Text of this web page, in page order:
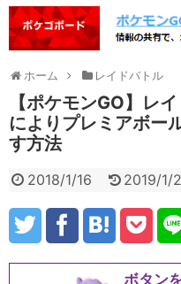
ホーム レイドバトル
【ポケモンGO】レ
によりプレミアボー
す方法
2018/1/16 2019/1/
ボタン